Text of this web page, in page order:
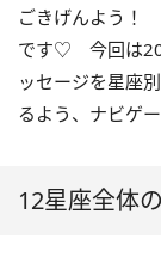
ごきげんよう！
です♡ 今回は
ッセージを星座
るよう、ナビゲ
12星座全体